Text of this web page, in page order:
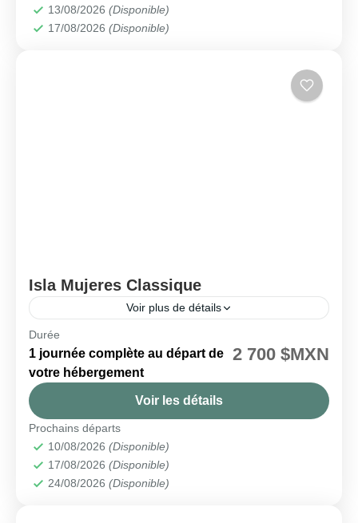
13/08/2026 (Disponible)
17/08/2026 (Disponible)
Isla Mujeres Classique
Voir plus de détails
🗓️ Disponible chaque lundi
Isla Mujeres
Facile
Durée
1 journée complète au départ de
votre hébergement
2 700 $MXN
Voir les détails
Prochains départs
10/08/2026 (Disponible)
17/08/2026 (Disponible)
24/08/2026 (Disponible)